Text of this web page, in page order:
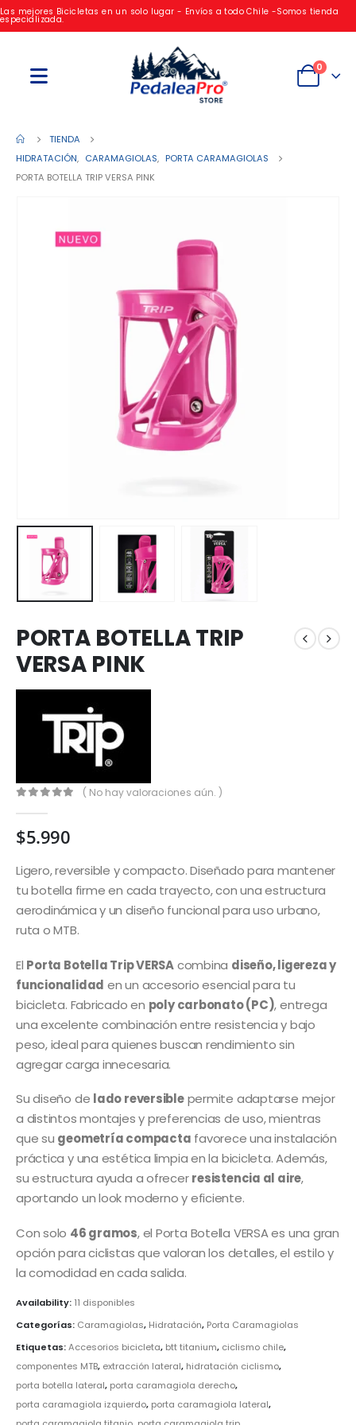
Las mejores Bicicletas en un solo lugar - Envíos a todo Chile -Somos tienda
especializada.
0
TIENDA
HIDRATACIÓN, CARAMAGIOLAS, PORTA CARAMAGIOLAS
PORTA BOTELLA TRIP VERSA PINK
PORTA BOTELLA TRIP
VERSA PINK
( No hay valoraciones aún. )
$5.990
Ligero, reversible y compacto. Diseñado para mantener
tu botella firme en cada trayecto, con una estructura
aerodinámica y un diseño funcional para uso urbano,
ruta o MTB.
El Porta Botella Trip VERSAcombina diseño, ligereza y
funcionalidad en un accesorio esencial para tu
bicicleta. Fabricado en poly carbonato (PC), entrega
una excelente combinación entre resistencia y bajo
peso, ideal para quienes buscan rendimiento sin
agregar carga innecesaria.
Su diseño de lado reversiblepermite adaptarse mejor
a distintos montajes y preferencias de uso, mientras
que su geometría compacta favorece una instalación
práctica y una estética limpia en la bicicleta. Además,
su estructura ayuda a ofrecerresistencia al aire,
aportando un look moderno y eficiente.
Con solo 46 gramos, el Porta Botella VERSA es una gran
opción para ciclistas que valoran los detalles, el estilo y
la comodidad en cada salida.
Availability: 11 disponibles
Categorías: Caramagiolas, Hidratación, Porta Caramagiolas
Etiquetas:Accesorios bicicleta, btt titanium, ciclismo chile,
componentes MTB, extracción lateral, hidratación ciclismo,
porta botella lateral, porta caramagiola derecho,
porta caramagiola izquierdo, porta caramagiola lateral,